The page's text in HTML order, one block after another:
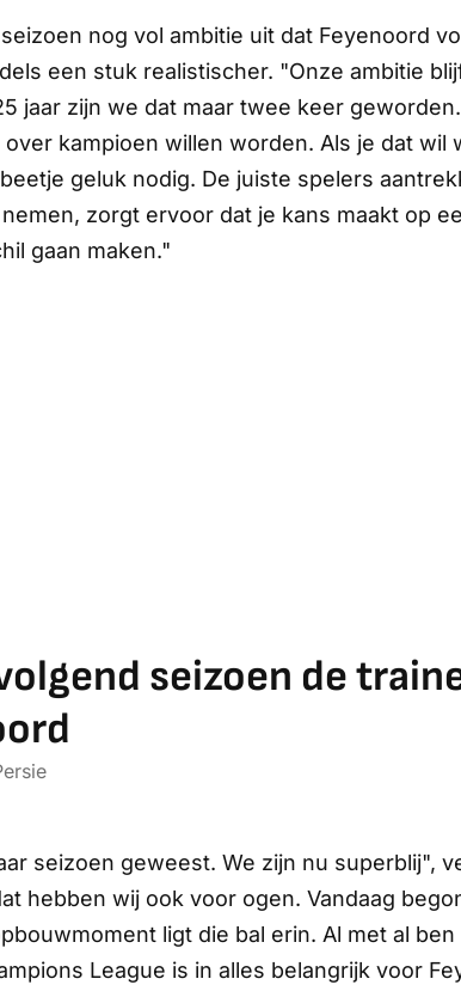
nog vol ambitie uit dat Feyenoord
een stuk realistischer. "Onze ambitie
jaar zijn we dat maar twee keer
kampioen willen worden. Als je dat wil
geluk nodig. De juiste spelers
zorgt ervoor dat je kans maakt op
gaan maken."
seizoen de
seizoen geweest. We zijn nu superblij",
hebben wij ook voor ogen. Vandaag
ligt die bal erin. Al met al
League is in alles belangrijk voor